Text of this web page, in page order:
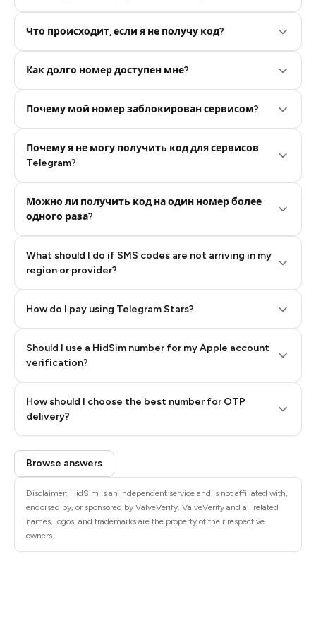
Что происходит, если я не получу код?
Как долго номер доступен мне?
Почему мой номер заблокирован сервисом?
Почему я не могу получить код для сервисов
Telegram?
Можно ли получить код на один номер более
одного раза?
What should I do if SMS codes are not arriving in my
region or provider?
How do I pay using Telegram Stars?
Step 3: Pay our bot with Stars
Should I use a HidSim number for my Apple account
verification?
How should I choose the best number for OTP
delivery?
Quality High To Low
Price High To
Low
Browse answers
Disclaimer: HidSim is an independent service and is not affiliated with,
endorsed by, or sponsored by ValveVerify. ValveVerify and all related
names, logos, and trademarks are the property of their respective
owners.